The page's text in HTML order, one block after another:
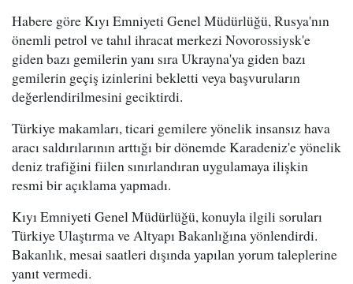
Habere göre Kıyı Emniyeti Genel Müdürlüğü, Rusya'nın
önemli petrol ve tahıl ihracat merkezi Novorossiysk'e
giden bazı gemilerin yanı sıra Ukrayna'ya giden bazı
gemilerin geçiş izinlerini bekletti veya başvuruların
değerlendirilmesini geciktirdi.
Türkiye makamları, ticari gemilere yönelik insansız hava
aracı saldırılarının arttığı bir dönemde Karadeniz'e yönelik
deniz trafiğini fiilen sınırlandıran uygulamaya ilişkin
resmi bir açıklama yapmadı.
Kıyı Emniyeti Genel Müdürlüğü, konuyla ilgili soruları
Türkiye Ulaştırma ve Altyapı Bakanlığına yönlendirdi.
Bakanlık, mesai saatleri dışında yapılan yorum taleplerine
yanıt vermedi.